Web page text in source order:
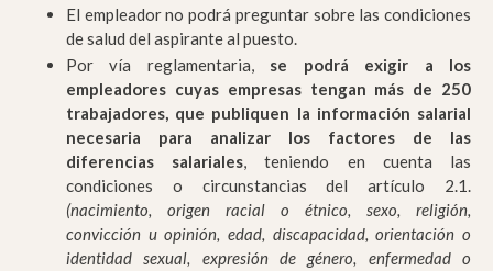
El empleador no podrá preguntar sobre las condiciones
de salud del aspirante al puesto.
Por vía reglamentaria, se podrá exigir a los
empleadores cuyas empresas tengan más de 250
trabajadores, que publiquen la información salarial
necesaria para analizar los factores de las
diferencias salariales, teniendo en cuenta las
condiciones o circunstancias del artículo 2.1.
(nacimiento, origen racial o étnico, sexo, religión,
convicción u opinión, edad, discapacidad, orientación o
identidad sexual, expresión de género, enfermedad o